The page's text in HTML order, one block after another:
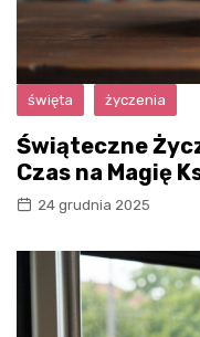
święta życzenia
Świąteczne
Czas na Magię
24 grudnia 2025